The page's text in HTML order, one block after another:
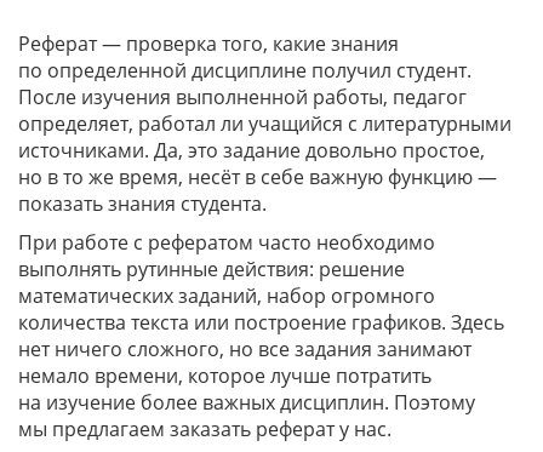
Реферат — проверка того, какие знания
по определенной дисциплине получил студент.
После изучения выполненной работы, педагог
определяет, работал ли учащийся с литературными
источниками. Да, это задание довольно простое,
но в то же время, несёт в себе важную функцию —
показать знания студента.
При работе с рефератом часто необходимо
выполнять рутинные действия: решение
математических заданий, набор огромного
количества текста или построение графиков. Здесь
нет ничего сложного, но все задания занимают
немало времени, которое лучше потратить
на изучение более важных дисциплин. Поэтому
мы предлагаем заказать реферат у нас.